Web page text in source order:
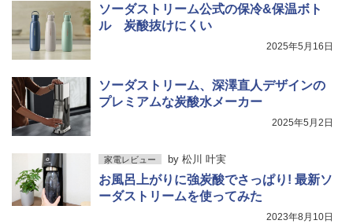
ソーダストリーム公式の保冷&保温ボト
ル 炭酸抜けにくい
2025年5月16日
ソーダストリーム、深澤直人デザインの
プレミアムな炭酸水メーカー
2025年5月2日
家電レビュー by 松川 叶実
お風呂上がりに強炭酸でさっぱり! 最新ソ
ーダストリームを使ってみた
2023年8月10日